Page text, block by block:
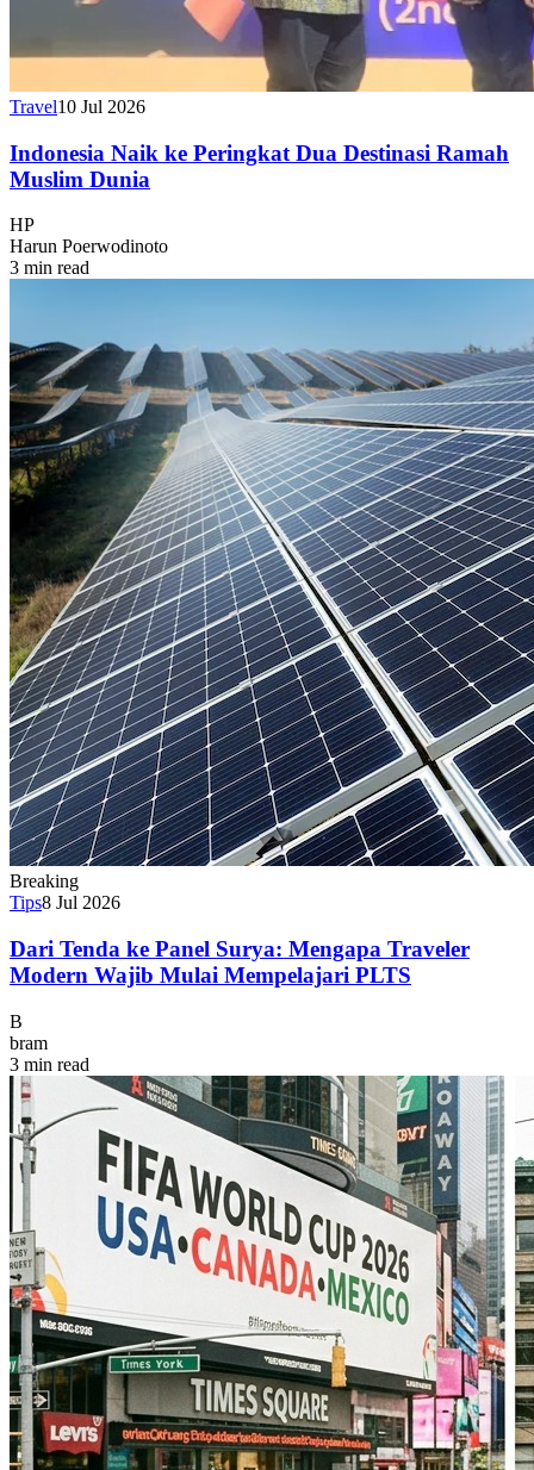
Travel10 Jul 2026
Indonesia Naik ke Peringkat Dua Destinasi Ramah
Muslim Dunia
HP
Harun Poerwodinoto
3 min read
Breaking
Tips8 Jul 2026
Dari Tenda ke Panel Surya: Mengapa Traveler
Modern Wajib Mulai Mempelajari PLTS
B
bram
3 min read